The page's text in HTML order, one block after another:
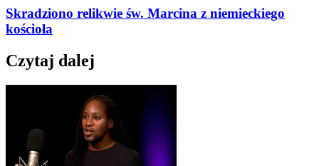
Skradziono relikwie św. Marcina z niemieckiego
kościoła
Czytaj dalej